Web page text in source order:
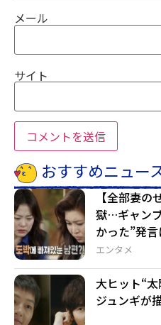
メール
サイト
おすすめニュー
エンタメ
【全部妻
獄…ギャン
かった”発
大ヒット“
ジュンギが